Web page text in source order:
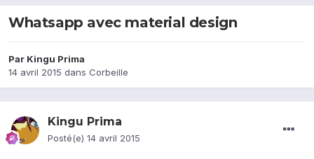
Whatsapp avec material design
Par Kingu Prima
14 avril 2015 dans Corbeille
Kingu Prima
Posté(e) 14 avril 2015